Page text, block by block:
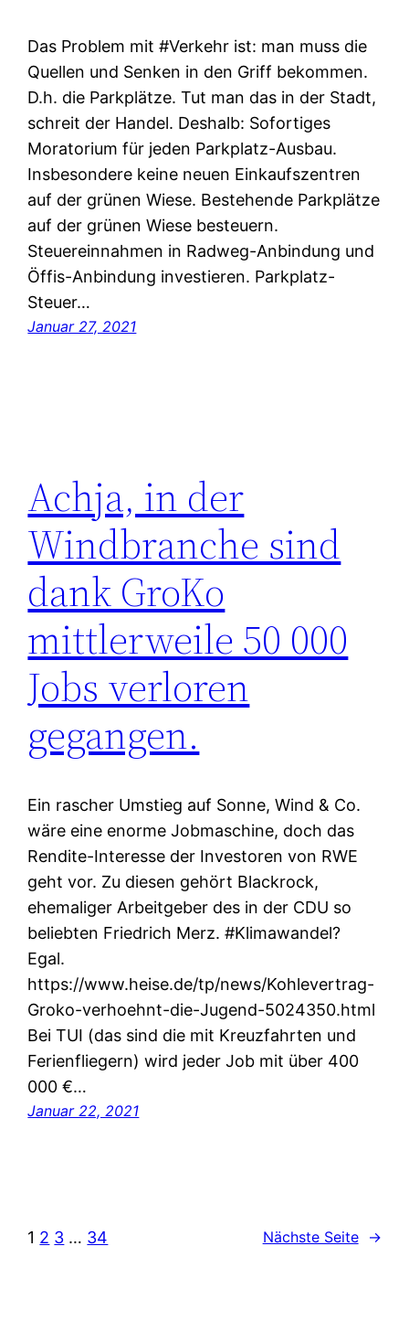
Das Problem mit #Verkehr ist: man muss die
Quellen und Senken in den Griff bekommen.
D.h. die Parkplätze. Tut man das in der Stadt,
schreit der Handel. Deshalb: Sofortiges
Moratorium für jeden Parkplatz-Ausbau.
Insbesondere keine neuen Einkaufszentren
auf der grünen Wiese. Bestehende Parkplätze
auf der grünen Wiese besteuern.
Steuereinnahmen in Radweg-Anbindung und
Öffis-Anbindung investieren. Parkplatz-
Steuer…
Januar 27, 2021
Achja, in der
Windbranche sind
dank GroKo
mittlerweile 50 000
Jobs verloren
gegangen.
Ein rascher Umstieg auf Sonne, Wind & Co.
wäre eine enorme Jobmaschine, doch das
Rendite-Interesse der Investoren von RWE
geht vor. Zu diesen gehört Blackrock,
ehemaliger Arbeitgeber des in der CDU so
beliebten Friedrich Merz. #Klimawandel?
Egal.
https://www.heise.de/tp/news/Kohlevertrag-
Groko-verhoehnt-die-Jugend-5024350.html
Bei TUI (das sind die mit Kreuzfahrten und
Ferienfliegern) wird jeder Job mit über 400
000 €…
Januar 22, 2021
1 2 3 … 34 Nächste Seite →